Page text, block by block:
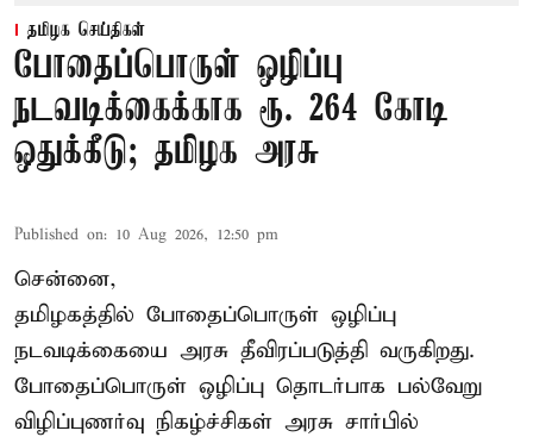
தமிழக செய்திகள்
போதைப்பொருள் ஒழிப்பு
நடவடிக்கைக்காக ரூ. 264 கோடி
ஒதுக்கீடு; தமிழக அரசு
Published on: 10 Aug 2026, 12:50 pm
சென்னை,
தமிழகத்தில் போதைப்பொருள் ஒழிப்பு
நடவடிக்கையை அரசு தீவிரப்படுத்தி வருகிறது.
போதைப்பொருள் ஒழிப்பு தொடர்பாக பல்வேறு
விழிப்புணர்வு நிகழ்ச்சிகள் அரசு சார்பில்